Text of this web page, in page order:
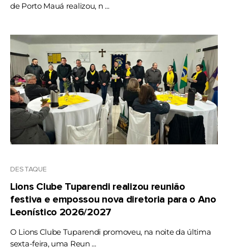
de Porto Mauá realizou, n ...
DESTAQUE
Lions Clube Tuparendi realizou reunião
festiva e empossou nova diretoria para o Ano
Leonístico 2026/2027
O Lions Clube Tuparendi promoveu, na noite da última
sexta-feira, uma Reun ...